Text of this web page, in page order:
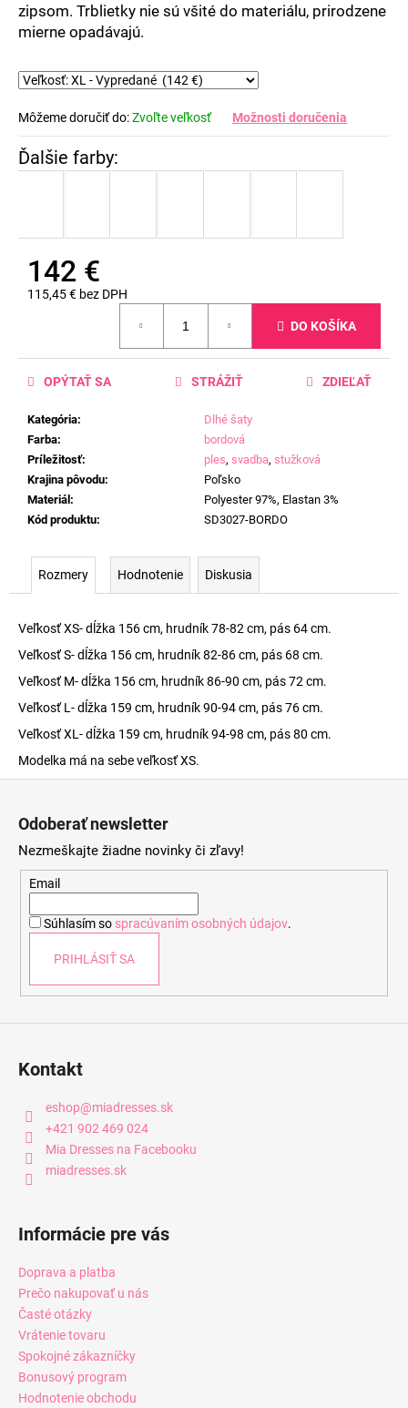
zipsom. Trblietky nie sú všité do materiálu, prirodzene
mierne opadávajú.
Môžeme doručiť do:Zvoľte veľkosť Možnosti doručenia
142 €
115,45 € bez DPH
DO KOŠÍKA
Kategória:
Dlhé šaty
Farba:
bordová
Príležitosť: ples, svadba, stužková
Krajina pôvodu:
Poľsko
Materiál :
Polyester 97%, Elastan 3%
Kód produktu: SD3027-BORDO
OPÝTAŤ SA STRÁŽIŤ ZDIEĽAŤ
Rozmery Hodnotenie Diskusia
Veľkosť XS- dĺžka 156 cm, hrudník 78-82 cm, pás 64 cm.
Veľkosť S- dĺžka 156 cm, hrudník 82-86 cm, pás 68 cm.
Veľkosť M- dĺžka 156 cm, hrudník 86-90 cm, pás 72 cm.
Veľkosť L- dĺžka 159 cm, hrudník 90-94 cm, pás 76 cm.
Veľkosť XL- dĺžka 159 cm, hrudník 94-98 cm, pás 80 cm.
Modelka má na sebe veľkosť XS.
Odoberať newsletter
Nezmeškajte žiadne novinky či zľavy!
Email
Súhlasím so spracúvaním osobných údajov.
PRIHLÁSIŤ SA
Kontakt
eshop@miadresses.sk
+421 902 469 024
Mia Dresses na Facebooku
miadresses.sk
Informácie pre vás
Doprava a platba
Prečo nakupovať u nás
Časté otázky
Vrátenie tovaru
Spokojné zákazníčky
Bonusový program
Hodnotenie obchodu